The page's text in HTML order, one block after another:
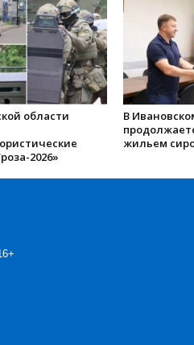
области
2026»
В
жильем